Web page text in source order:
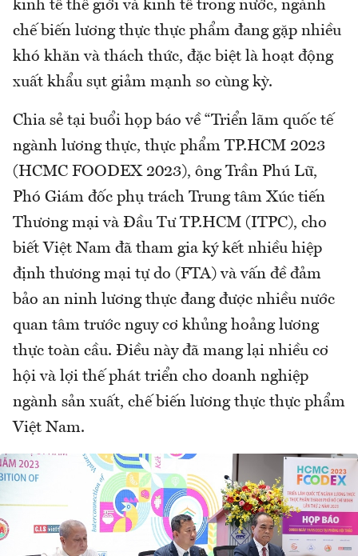
kinh tế thế giới và kinh tế trong nước, ngành
chế biến lương thực thực phẩm đang gặp nhiều
khó khăn và thách thức, đặc biệt là hoạt động
xuất khẩu sụt giảm mạnh so cùng kỳ.
Chia sẻ tại buổi họp báo về “Triển lãm quốc tế
ngành lương thực, thực phẩm TP.HCM 2023
(HCMC FOODEX 2023), ông Trần Phú Lữ,
Phó Giám đốc phụ trách Trung tâm Xúc tiến
Thương mại và Đầu Tư TP.HCM (ITPC), cho
biết Việt Nam đã tham gia ký kết nhiều hiệp
định thương mại tự do (FTA) và vấn đề đảm
bảo an ninh lương thực đang được nhiều nước
quan tâm trước nguy cơ khủng hoảng lương
thực toàn cầu. Điều này đã mang lại nhiều cơ
hội và lợi thế phát triển cho doanh nghiệp
ngành sản xuất, chế biến lương thực thực phẩm
Việt Nam.